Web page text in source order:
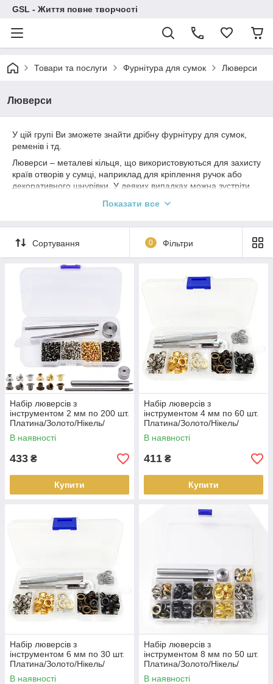
GSL - Життя повне творчості
Товари та послуги Фурнітура для сумок Люверси
Люверси
У цій групі Ви зможете знайти дрібну фурнітуру для сумок,
ременів і тд.
Люверси – металеві кільця, що використовуються для захисту
країв отворів у сумці, наприклад для кріплення ручок або
декоративного шнурівки. У деяких випадках можна зустріти
незвичайні варіанти, наприклад, зірки;
Показати все
Сортування 0 Фільтри
Набір люверсів з
інструментом 2 мм по 200 шт.
Платина/Золото/Нікель/
Бронза
В наявності
433 ₴
Купити
Набір люверсів з
інструментом 4 мм по 60 шт.
Платина/Золото/Нікель/
Бронза
В наявності
411 ₴
Купити
Набір люверсів з
інструментом 6 мм по 30 шт.
Платина/Золото/Нікель/
Бронза
В наявності
Набір люверсів з
інструментом 8 мм по 50 шт.
Платина/Золото/Нікель/
Бронза
В наявності